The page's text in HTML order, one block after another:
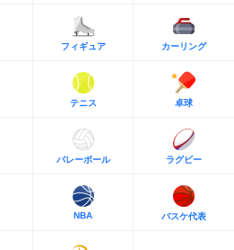
フィギュア カーリング
テニス 卓球
バレーボール ラグビー
NBA バスケ代表